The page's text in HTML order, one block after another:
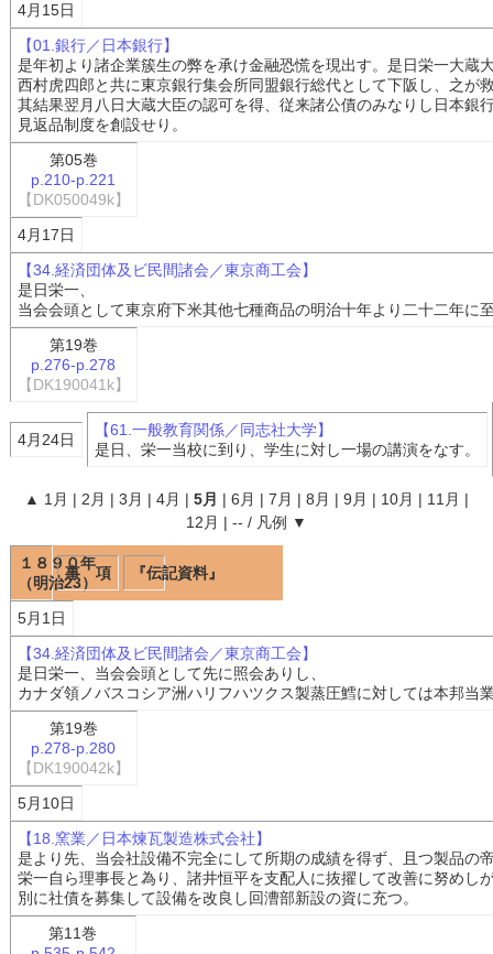
4月15日
【01.銀行／日本銀行】
是年初より諸企業簇生の弊を承け金融恐慌を現出す。是日栄一大蔵
西村虎四郎と共に東京銀行集会所同盟銀行総代として下阪し、之が
其結果翌月八日大蔵大臣の認可を得、従来諸公債のみなりし日本銀
見返品制度を創設せり。
第05巻
p.210-p.221
【DK050049k】
4月17日
【34.経済団体及ビ民間諸会／東京商工会】
是日栄一、
当会会頭として東京府下米其他七種商品の明治十年より二十二年に
第19巻
p.276-p.278
【DK190041k】
4月24日
【61.一般教育関係／同志社大学】
是日、栄一当校に到り、学生に対し一場の講演をなす。
▲ 1月 | 2月 | 3月 | 4月 | 5月 | 6月 | 7月 | 8月 | 9月 | 10月 | 11月 |
12月 | -- / 凡例 ▼
１８９０年
（明治23）
事 項 『伝記資料』
5月1日
【34.経済団体及ビ民間諸会／東京商工会】
是日栄一、当会会頭として先に照会ありし、
カナダ領ノバスコシア洲ハリフハツクス製蒸圧鱈に対しては本邦当
第19巻
p.278-p.280
【DK190042k】
5月10日
【18.窯業／日本煉瓦製造株式会社】
是より先、当会社設備不完全にして所期の成績を得ず、且つ製品の
栄一自ら理事長と為り、諸井恒平を支配人に抜擢して改善に努めし
別に社債を募集して設備を改良し回漕部新設の資に充つ。
第11巻